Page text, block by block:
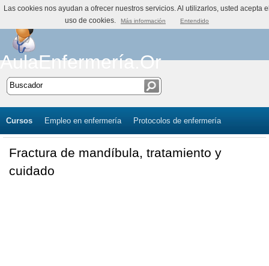
AulaEnfermería.Org
Cursos Empleo en enfermería Protocolos de enfermería
Fractura de mandíbula, tratamiento y
cuidado
Las cookies nos ayudan a ofrecer nuestros servicios. Al utilizarlos, usted acepta
uso de cookies.
Más información Entendido